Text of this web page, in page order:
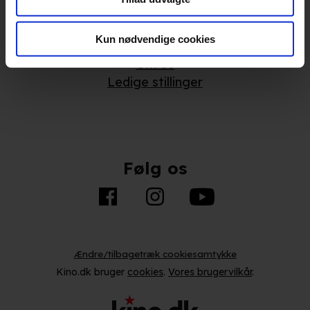
videregives til vores samarbejdspartnere, der opbevarer
og tilgår oplysninger på din enhed for at vise dig
målrettede annoncer, levere tilpasset indhold, foretage
annonce- og indholdsmåling, lave produktudvikling og
opnå målgruppeindsigt. Se mere information
under indstillinger og i vores persondatapolitik.
kan være nøjagtig inden for få meter
Identificere din enhed baseret på en scanning af dens
unikke karakteristika (fingerprinting)
indstillinger fra vores "Cookiedeklaration". Dine valg
anvendes på hele websitet.
Vi bruger egne cookies og cookies fra tredjeparter til at
Kun nødvendige cookies
Annoncering
Privatlivspolitik
Betalingsbetingelser
Om os
Ledige stillinger
Følg os
Ændre/tilbagetræk cookiesamtykke
Kino.dk bruger cookies. Vores brugervilkår.